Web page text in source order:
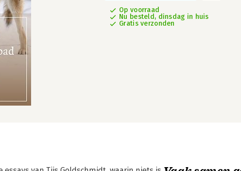
Op voorraad
Nu besteld, dinsdag in huis
Gratis verzonden